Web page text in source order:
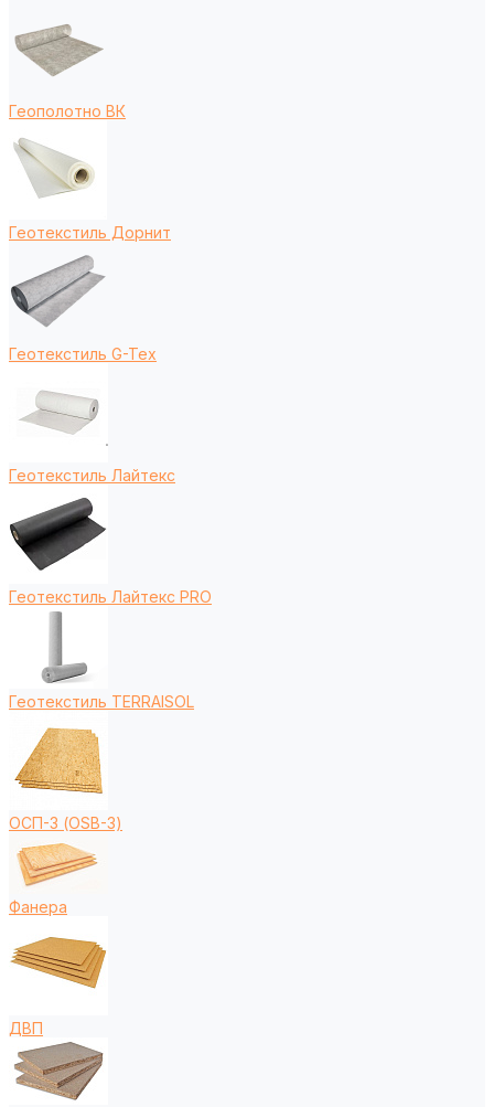
Геополотно ВК
Геотекстиль Дорнит
Геотекстиль G-Tex
Геотекстиль Лайтекс
Геотекстиль Лайтекс PRO
Геотекстиль TERRAISOL
ОСП-3 (OSB-3)
Фанера
ДВП